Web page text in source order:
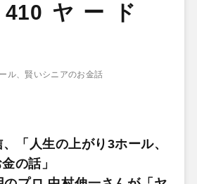
410ヤード
ル、賢いシニアのお金話
「人生の上がり3ホール、
の話」